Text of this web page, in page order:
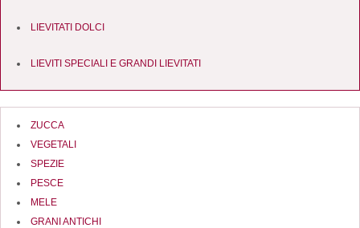
LIEVITATI DOLCI
LIEVITI SPECIALI E GRANDI LIEVITATI
ZUCCA
VEGETALI
SPEZIE
PESCE
MELE
GRANI ANTICHI